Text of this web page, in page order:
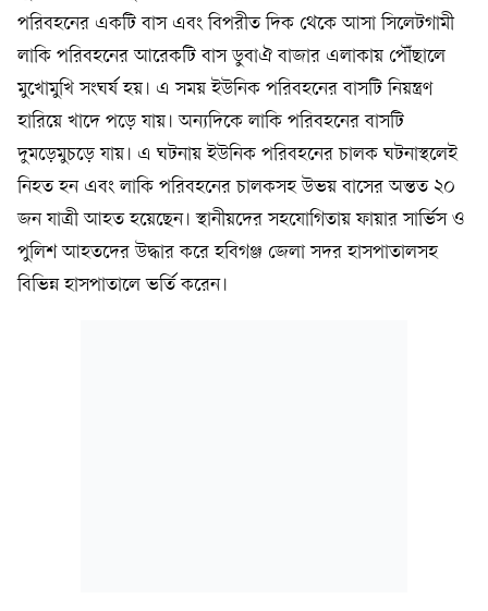
পরিবহনের একটি বাস এবং বিপরীত দিক থেকে আসা সিলেটগামী
লাকি পরিবহনের আরেকটি বাস ডুবাঐ বাজার এলাকায় পৌঁছালে
মুখোমুখি সংঘর্ষ হয়। এ সময় ইউনিক পরিবহনের বাসটি নিয়ন্ত্রণ
হারিয়ে খাদে পড়ে যায়। অন্যদিকে লাকি পরিবহনের বাসটি
দুমড়েমুচড়ে যায়। এ ঘটনায় ইউনিক পরিবহনের চালক ঘটনাস্থলেই
নিহত হন এবং লাকি পরিবহনের চালকসহ উভয় বাসের অন্তত ২০
জন যাত্রী আহত হয়েছেন। স্থানীয়দের সহযোগিতায় ফায়ার সার্ভিস ও
পুলিশ আহতদের উদ্ধার করে হবিগঞ্জ জেলা সদর হাসপাতালসহ
বিভিন্ন হাসপাতালে ভর্তি করেন।